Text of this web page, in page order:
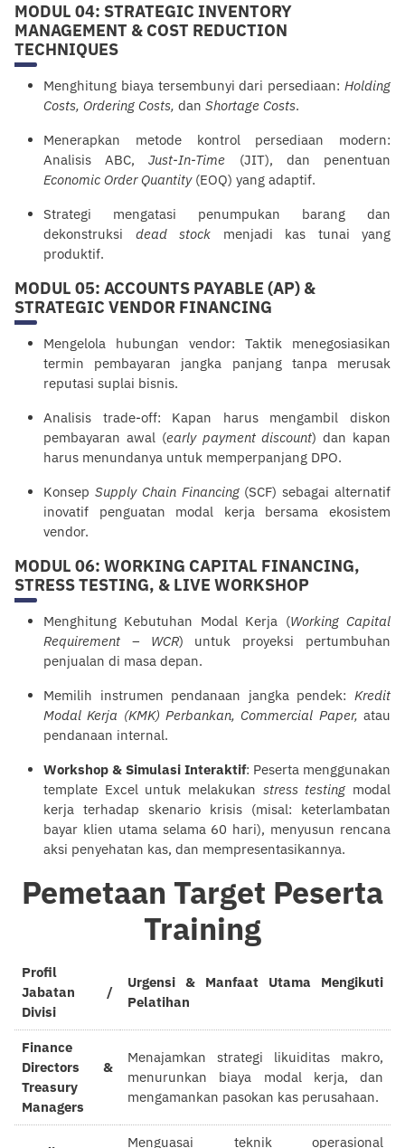
MODUL 04: STRATEGIC INVENTORY
MANAGEMENT & COST REDUCTION
TECHNIQUES
Menghitung biaya tersembunyi dari persediaan: Holding
Costs, Ordering Costs, dan Shortage Costs.
Menerapkan metode kontrol persediaan modern:
Analisis ABC,Just-In-Time (JIT), dan penentuan
Economic Order Quantity(EOQ) yang adaptif.
Strategi mengatasi penumpukan barang dan
dekonstruksi dead stock menjadi kas tunai yang
produktif.
MODUL 05: ACCOUNTS PAYABLE (AP) &
STRATEGIC VENDOR FINANCING
Mengelola hubungan vendor: Taktik menegosiasikan
termin pembayaran jangka panjang tanpa merusak
reputasi suplai bisnis.
Analisis trade-off: Kapan harus mengambil diskon
pembayaran awal (early payment discount) dan kapan
harus menundanya untuk memperpanjang DPO.
Konsep Supply Chain Financing(SCF) sebagai alternatif
inovatif penguatan modal kerja bersama ekosistem
vendor.
MODUL 06: WORKING CAPITAL FINANCING,
STRESS TESTING, & LIVE WORKSHOP
Menghitung Kebutuhan Modal Kerja (Working Capital
Requirement – WCR) untuk proyeksi pertumbuhan
penjualan di masa depan.
Memilih instrumen pendanaan jangka pendek: Kredit
Modal Kerja (KMK) Perbankan, Commercial Paper, atau
pendanaan internal.
Workshop & Simulasi Interaktif: Peserta menggunakan
template Excel untuk melakukan stress testing modal
kerja terhadap skenario krisis (misal: keterlambatan
bayar klien utama selama 60 hari), menyusun rencana
aksi penyehatan kas, dan mempresentasikannya.
Pemetaan Target Peserta
Training
Profil
Jabatan /
Divisi
Urgensi & Manfaat Utama Mengikuti
Pelatihan
Finance
Directors &
Treasury
Managers
Menajamkan strategi likuiditas makro,
menurunkan biaya modal kerja, dan
mengamankan pasokan kas perusahaan.
Menguasai teknik operasional